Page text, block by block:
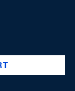
swiss-national-